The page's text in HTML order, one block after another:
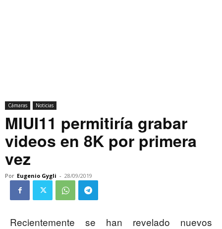
Cámaras Noticias
MIUI11 permitiría grabar
videos en 8K por primera
vez
Por Eugenio Gygli - 28/09/2019
Recientemente se han revelado nuevos